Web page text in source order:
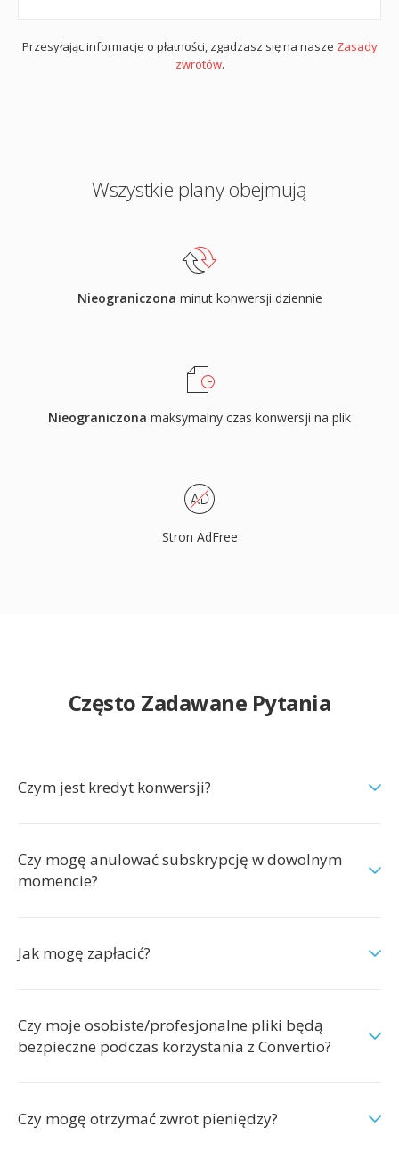
Przesyłając informacje o płatności, zgadzasz się na nasze Zasady
zwrotów.
Wszystkie plany obejmują
Nieograniczona minut konwersji dziennie
Nieograniczona maksymalny czas konwersji na plik
Stron AdFree
Często Zadawane Pytania
Czym jest kredyt konwersji?
Czy mogę anulować subskrypcję w dowolnym
momencie?
Jak mogę zapłacić?
Czy moje osobiste/profesjonalne pliki będą
bezpieczne podczas korzystania z Convertio?
Czy mogę otrzymać zwrot pieniędzy?